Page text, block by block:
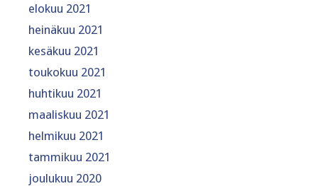
elokuu 2021
heinäkuu 2021
kesäkuu 2021
toukokuu 2021
huhtikuu 2021
maaliskuu 2021
helmikuu 2021
tammikuu 2021
joulukuu 2020